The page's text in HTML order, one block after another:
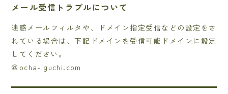
メール受信トラブルについて
迷惑メールフィルタや、ドメイン指定受信などの設定をさ
れている場合は、下記ドメインを受信可能ドメインに設定
してください。
＠ocha-iguchi.com